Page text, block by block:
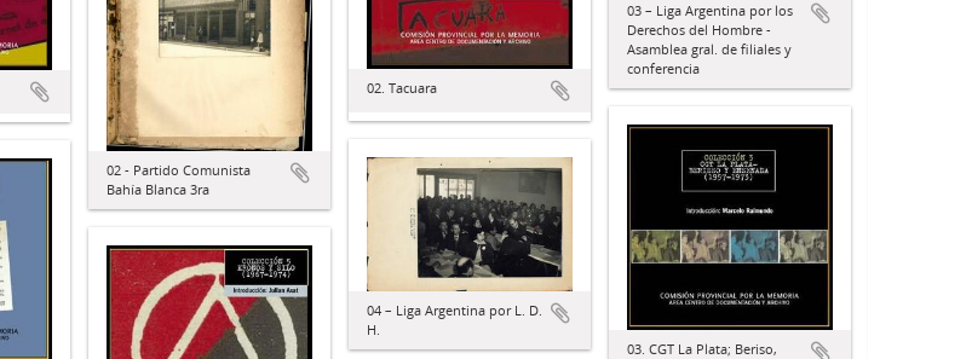
02 - Partido Comunista
Bahía Blanca 3ra
02. Tacuara
03 – Liga Argentina por los
Derechos del Hombre -
Asamblea gral. de filiales y
conferencia
03. CGT La Plata; Beriso,
04 – Liga Argentina por L. D.
H.